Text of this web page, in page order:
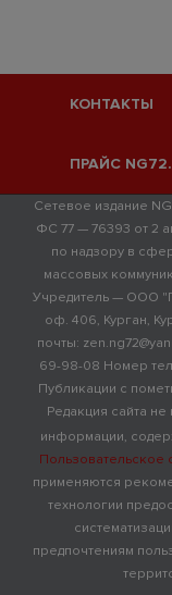
КОНТАКТЫ
ПРАЙС
Сетевое издание
ФС 77 — 76393 от 2
по надзору в
массовых
Учредитель — ООО
оф. 406, Курган,
почты:
69-98-08 Номер
Публикации с
Редакция сайта не
информации,
Пользовательское
применяются
технологии
предпочтениям